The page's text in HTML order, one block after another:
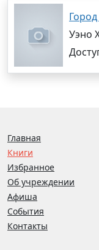
Уэно
Главная
Книги
Избранное
Об учреждении
Афиша
События
Контакты